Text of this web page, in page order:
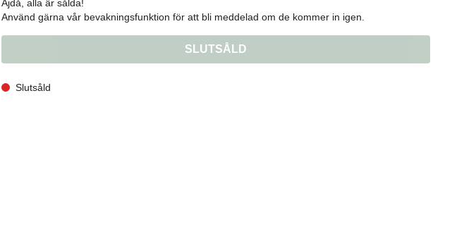
Ajdå, alla är sålda!
Använd gärna vår bevakningsfunktion för att bli meddelad om de kommer in igen.
SLUTSÅLD
Slutsåld